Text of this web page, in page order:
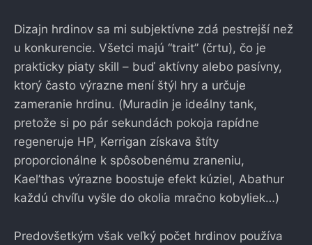
Dizajn hrdinov sa mi subjektívne zdá pestrejší než
u konkurencie. Všetci majú “trait” (črtu), čo je
prakticky piaty skill – buď aktívny alebo pasívny,
ktorý často výrazne mení štýl hry a určuje
zameranie hrdinu. (Muradin je ideálny tank,
pretože si po pár sekundách pokoja rapídne
regeneruje HP, Kerrigan získava štíty
proporcionálne k spôsobenému zraneniu,
Kael’thas výrazne boostuje efekt kúziel, Abathur
každú chvíľu vyšle do okolia mračno kobyliek…)
Predovšetkým však veľký počet hrdinov používa